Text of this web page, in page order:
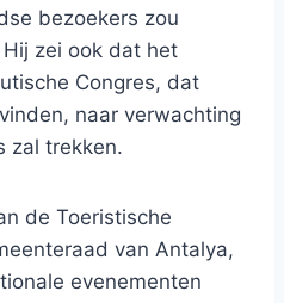
bezoekers zou
zei ook dat het
Congres, dat
naar verwachting
zal trekken.
de Toeristische
van Antalya,
evenementen